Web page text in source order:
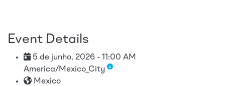
Event Details
5 de junho, 2026 - 11:00 AM
America/Mexico_City
Mexico